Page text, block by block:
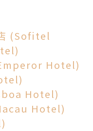
(Sofitel
Hotel)
Hotel)
Hotel)